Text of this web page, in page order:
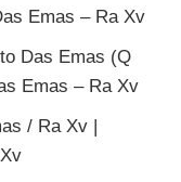
Emas – Ra Xv
Das Emas (Q
Emas – Ra Xv
/ Ra Xv |